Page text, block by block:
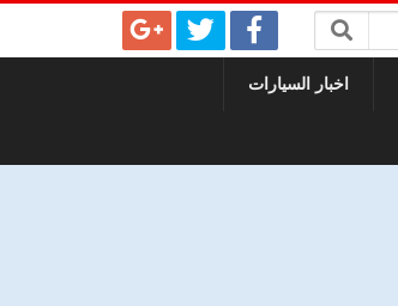
اخبار السيارات